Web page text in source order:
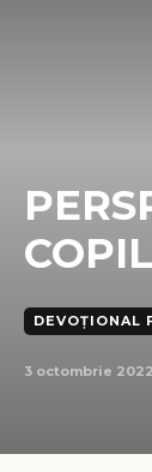
COPIL
DEVOȚIONAL
3 octombrie 2022